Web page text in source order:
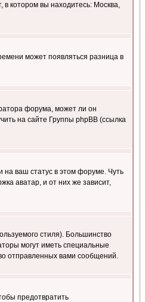
в котором вы находитесь: Москва,
может появляться разница в
форума, может ли он
на сайте Группы phpBB (ссылка
на ваш статус в этом форуме. Чуть
аватар, и от них же зависит,
стиля). Большинство
могут иметь специальные
отправленных вами сообщений.
предотвратить